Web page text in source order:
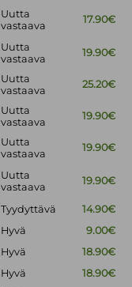
Uutta
vastaava
17.90€
Uutta
vastaava
19.90€
Uutta
vastaava
25.20€
Uutta
vastaava
19.90€
Uutta
vastaava
19.90€
Uutta
vastaava
19.90€
Tyydyttävä
14.90€
Hyvä
9.00€
Hyvä
18.90€
Hyvä 18.90€